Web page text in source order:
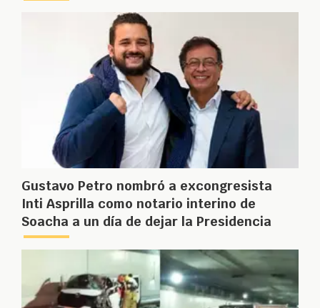
Gustavo Petro nombró a excongresista
Inti Asprilla como notario interino de
Soacha a un día de dejar la Presidencia